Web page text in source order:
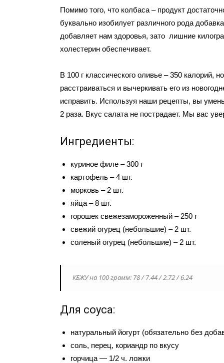
Помимо того, что колбаса – продукт
буквально изобилует различного рода
добавляет нам здоровья, зато лишние
холестерин обеспечивает.
В 100 г классического оливье – 350 калорий,
расстраиваться и вычеркивать его из
исправить. Используя наши рецепты, вы
2 раза. Вкус салата не пострадает. Мы вас
Ингрeдиенты:
куриное филе – 300 г
картофель – 4 шт.
морковь – 2 шт.
яйца – 8 шт.
горошек свежезамороженный – 250 г
свежий огурец (небольшие) – 2 шт.
соленый огурец (небольшие) – 2 шт.
КБЖУ на 100 грамм: 78 / 7.44 / 2.72 / 6.24
Для соуса:
натуральный йогурт (обязательно без
соль, перец, кориандр по вкусу
горчица — 1/2 ч. ложки